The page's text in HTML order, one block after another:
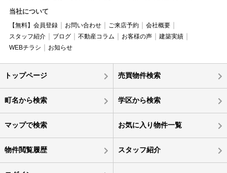
当社について
【無料】会員登録 お問い合わせ ご来店予約
会社概要
スタッフ紹介
ブログ 不動産コラム お客様の声
建築実績
WEBチラシ
お知らせ
トップページ 売買物件検索
町名から検索 学区から検索
マップで検索 お気に入り物件一覧
物件閲覧履歴 スタッフ紹介